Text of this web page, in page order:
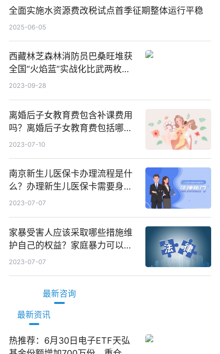
全面实施水资源费改税试点首季征期整体运行平稳
2025-06-05
西藏林芝森林消防员巴桑旺堆获
全国“火焰蓝”实战化比武两枚金
牌_天天百事通
2023-09-28
离婚后子女教育费包含补课费用
吗？离婚后子女教育费包括哪
些？
2023-07-10
南京新生儿医保卡办理流程是什
么？办理新生儿医保卡需要身份
证吗？ 全球微动态
2023-07-07
家暴受害人应该采取哪些措施维
护自己的权益？家庭暴力可以诉
讼离婚吗？
2023-07-07
最新咨询
最新资讯
热推荐：6月30日电子ETF天弘